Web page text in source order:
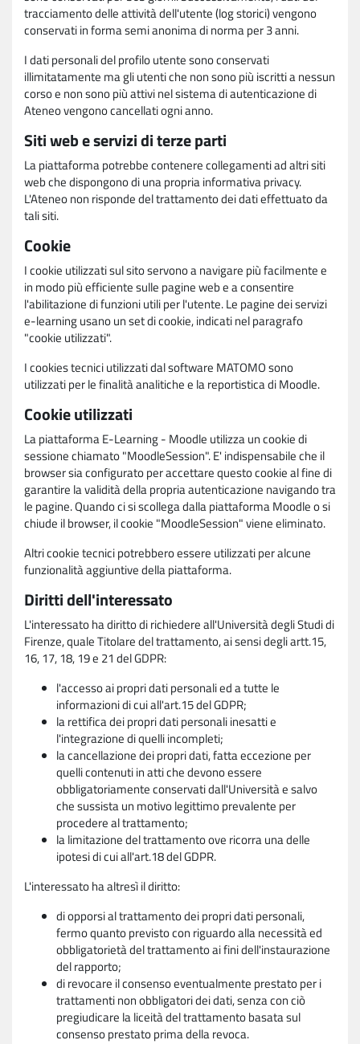
tracciamento delle attività dell'utente (log storici) vengono
conservati in forma semi anonima di norma per 3 anni.
I dati personali del profilo utente sono conservati
illimitatamente ma gli utenti che non sono più iscritti a nessun
corso e non sono più attivi nel sistema di autenticazione di
Ateneo vengono cancellati ogni anno.
Siti web e servizi di terze parti
La piattaforma potrebbe contenere collegamenti ad altri siti
web che dispongono di una propria informativa privacy.
L'Ateneo non risponde del trattamento dei dati effettuato da
tali siti.
Cookie
I cookie utilizzati sul sito servono a navigare più facilmente e
in modo più efficiente sulle pagine web e a consentire
l'abilitazione di funzioni utili per l'utente. Le pagine dei servizi
e-learning usano un set di cookie, indicati nel paragrafo
"cookie utilizzati".
I cookies tecnici utilizzati dal software MATOMO sono
utilizzati per le finalità analitiche e la reportistica di Moodle.
Cookie utilizzati
La piattaforma E-Learning - Moodle utilizza un cookie di
sessione chiamato "MoodleSession". E' indispensabile che il
browser sia configurato per accettare questo cookie al fine di
garantire la validità della propria autenticazione navigando tra
le pagine. Quando ci si scollega dalla piattaforma Moodle o si
chiude il browser, il cookie "MoodleSession" viene eliminato.
Altri cookie tecnici potrebbero essere utilizzati per alcune
funzionalità aggiuntive della piattaforma.
Diritti dell'interessato
L'interessato ha diritto di richiedere all'Università degli Studi di
Firenze, quale Titolare del trattamento, ai sensi degli artt.15,
16, 17, 18, 19 e 21 del GDPR:
l'accesso ai propri dati personali ed a tutte le
informazioni di cui all'art.15 del GDPR;
la rettifica dei propri dati personali inesatti e
l'integrazione di quelli incompleti;
la cancellazione dei propri dati, fatta eccezione per
quelli contenuti in atti che devono essere
obbligatoriamente conservati dall'Università e salvo
che sussista un motivo legittimo prevalente per
procedere al trattamento;
la limitazione del trattamento ove ricorra una delle
ipotesi di cui all'art.18 del GDPR.
L'interessato ha altresì il diritto:
di opporsi al trattamento dei propri dati personali,
fermo quanto previsto con riguardo alla necessità ed
obbligatorietà del trattamento ai fini dell'instaurazione
del rapporto;
di revocare il consenso eventualmente prestato per i
trattamenti non obbligatori dei dati, senza con ciò
pregiudicare la liceità del trattamento basata sul
consenso prestato prima della revoca.